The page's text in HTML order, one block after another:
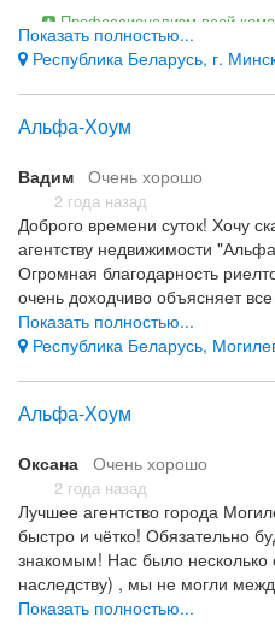
Профессионализм всей
Такого нет!
Показать полностью...
Республика Беларусь, г.
Альфа-Хоум
Вадим Очень хорошо
2 года назад
Доброго времени суток! Хочу
агентству недвижимости
Огромная благодарность
очень доходчиво объясняет
законодательства , за её
индивидуальный подход к
буду рекомендовать именно вас!
Профессионализм
-
Показать полностью...
Республика Беларусь,
Альфа-Хоум
Оксана Очень хорошо
2 года назад
Лучшее агентство города
быстро и чётко! Обязательно
знакомым! Нас было несколько
наследству) , мы не могли
Сотрудники Альфа-хоум были
Показать полностью...